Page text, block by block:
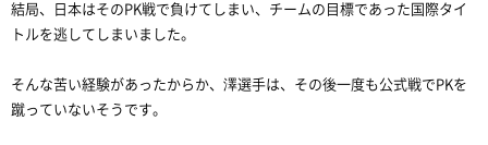
結局、日本はそのPK戦で負けてしまい、チームの目標であった国際タイ
トルを逃してしまいました。
そんな苦い経験があったからか、澤選手は、その後一度も公式戦でPKを
蹴っていないそうです。